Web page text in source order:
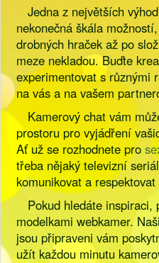
Jedna z největších
nekonečná škála
drobných hraček až po
meze nekladou. Buďte
experimentovat s různými
na vás a na vašem
Kamerový chat vám
prostoru pro vyjádření
Ať už se rozhodnete pro
třeba nějaký televizní
komunikovat a
Pokud hledáte inspiraci,
modelkami webkamer.
jsou připraveni vám
užít každou minutu